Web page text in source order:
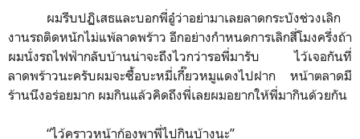
ผมรีบปฏิเสธและบอกพี่อู๋ว่าอย่ามาเลยลาดกระบังช่วงเลิก
งานรถติดหนักไม่แพ้ลาดพร้าว อีกอย่างกำหนดการเลิกสี่โมงครึ่งถ้า
ผมนั่งรถไฟฟ้ากลับบ้านน่าจะถึงไวกว่ารอพี่มารับ ไว้เจอกันที่
ลาดพร้าวนะครับผมจะซื้อบะหมี่เกี๊ยวหมูแดงไปฝาก หน้าตลาดมี
ร้านนึงอร่อยมาก ผมกินแล้วคิดถึงพี่เลยผมอยากให้พี่มากินด้วยกัน
“ไว้คราวหน้าก้องพาพี่ไปกินบ้างนะ”